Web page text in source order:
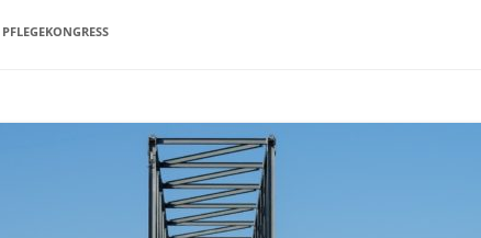
PFLEGEKONGRESS